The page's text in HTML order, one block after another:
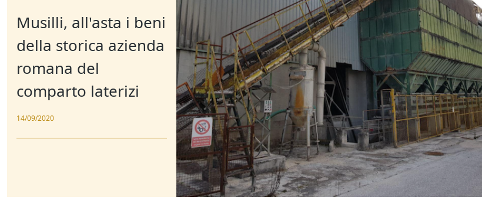
Musilli, all'asta i beni
della storica azienda
romana del
comparto laterizi
14/09/2020